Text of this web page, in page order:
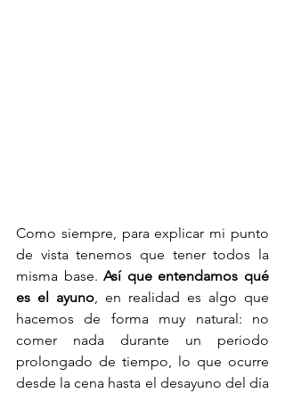
Como siempre, para explicar mi punto
de vista tenemos que tener todos la
misma base. Así que entendamos qué
es el ayuno, en realidad es algo que
hacemos de forma muy natural: no
comer nada durante un periodo
prolongado de tiempo, lo que ocurre
desde la cena hasta el desayuno del día